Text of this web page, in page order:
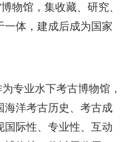
物馆，集收藏、研究、
体，建成后成为国家
专业水下考古博物馆，
海洋考古历史、考古成
际性、专业性、互动